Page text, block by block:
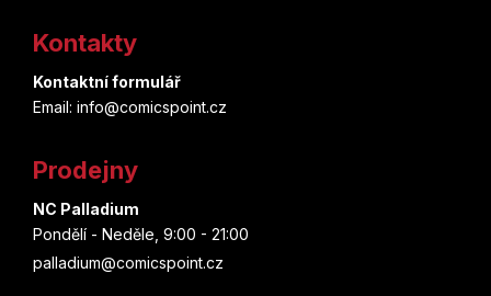
Kontakty
Kontaktní formulář
Email: info@comicspoint.cz
Prodejny
NC Palladium
Pondělí - Neděle, 9:00 - 21:00
palladium@comicspoint.cz